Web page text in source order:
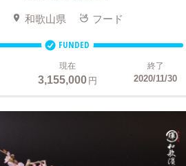
和歌山県 フード
FUNDED
現在
3,155,000円
終了
2020/11/30